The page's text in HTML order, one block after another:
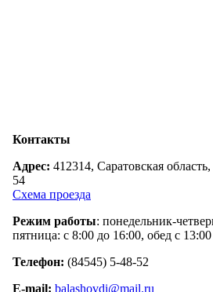
Контакты
Адрес: 412314, Саратовская
54
Схема проезда
Режим работы: понедельник-
пятница: с 8:00 до 16:00, обед с
Телефон: (84545) 5-48-52
E-mail: balashovdi@mail.ru